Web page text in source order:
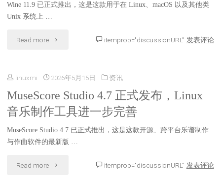
和
升
改
进"
引
发
调
整"
维
护
新
Wine 11.9 已正式推出，这是这款用于在 Linux、macOS 以及其他类
Unix 系统上 …
Read more "WWine
发
布：
增
强
itemprop="discussionURL" 发表评论
linuxmi 2026年5月15日 资讯
MuseScore Studio 4.7 正式发布，Linux
音乐制作工具进一步完善
MuseScore Studio 4.7 已正式推出，这是这款开源、跨平台乐谱制作
与作曲软件的最新版 …
Read more "MuseScore itemprop="discussionURL" 发表评论